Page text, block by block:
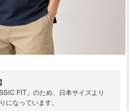
FIT」のため、日本サイズより
になっています。